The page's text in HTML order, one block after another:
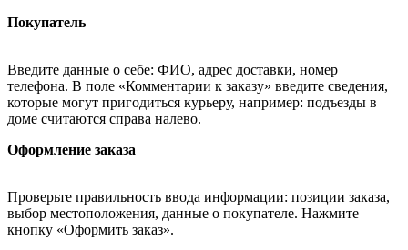
Покупатель
Введите данные о себе: ФИО, адрес доставки, номер
телефона. В поле «Комментарии к заказу» введите сведения,
которые могут пригодиться курьеру, например: подъезды в
доме считаются справа налево.
Оформление заказа
Проверьте правильность ввода информации: позиции заказа,
выбор местоположения, данные о покупателе. Нажмите
кнопку «Оформить заказ».